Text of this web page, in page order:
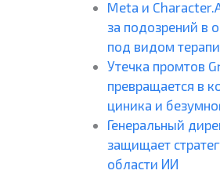
Meta и
за подозрений в
под видом
Утечка промтов
превращается в
циника и
Генеральный
защищает
области ИИ